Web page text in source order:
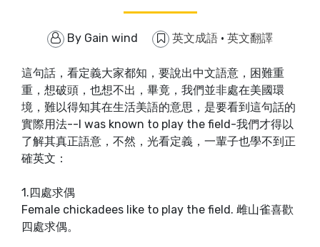
By Gain wind 英文成語 · 英文翻譯
這句話，看定義大家都知，要說出中文語意，困難重
重，想破頭，也想不出，畢竟，我們並非處在美國環
境，難以得知其在生活美語的意思，是要看到這句話的
實際用法--I was known to play the field-我們才得以
了解其真正語意，不然，光看定義，一輩子也學不到正
確英文：
1.四處求偶
Female chickadees like to play the field. 雌山雀喜歡
四處求偶。